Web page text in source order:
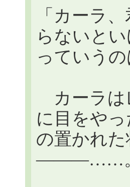
「カーラ
らないと
っていう
カーラは
に目をや
の置かれ
―――……